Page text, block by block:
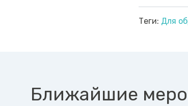
Теги: Для
Ближайшие